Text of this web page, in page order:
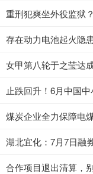
重刑犯爽坐外役监狱
存在动力电池起火隐
女甲第八轮于之莹达
止跌回升！6月中国
煤炭企业全力保障电
湖北宜化：7月7日融
合作项目退出清算，